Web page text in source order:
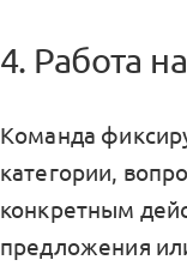
4. Работа
Команда
категории,
конкретным
предложения